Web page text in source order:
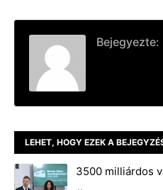
Bejegyezte:
LEHET, HOGY EZEK A
3500 milliárdos